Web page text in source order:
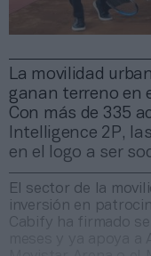
La movilidad
ganan terreno en
Con más de 335
Intelligence 2P,
en el logo a ser
El sector de la
inversión en
Cabify ha firmado